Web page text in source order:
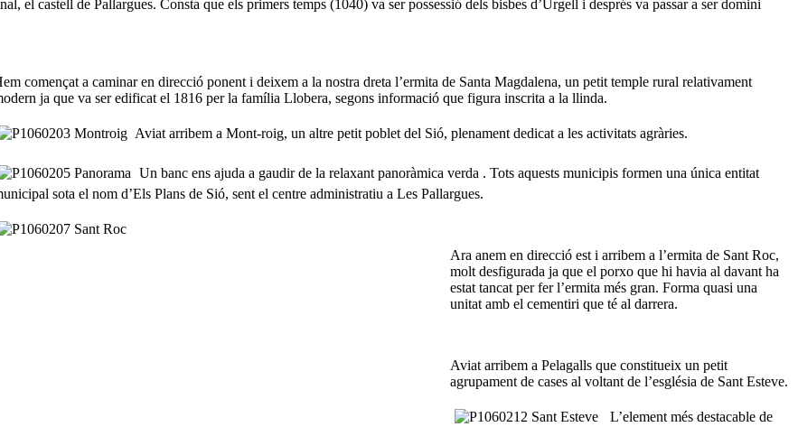
el castell de Pallargues. Consta que els primers temps (1040) va ser possessió dels bisbes d’Urgell i després va passar a ser domini
començat a caminar en direcció ponent i deixem a la nostra dreta l’ermita de Santa Magdalena, un petit temple rural relativament
ja que va ser edificat el 1816 per la família Llobera, segons informació que figura inscrita a la llinda.
Aviat arribem a Mont-roig, un altre petit poblet del Sió, plenament dedicat a les activitats agràries.
Un banc ens ajuda a gaudir de la relaxant panoràmica verda . Tots aquests municipis formen una única entitat
sota el nom d’Els Plans de Sió, sent el centre administratiu a Les Pallargues.
Ara anem en direcció est i arribem a l’ermita de Sant Roc,
molt desfigurada ja que el porxo que hi havia al davant ha
estat tancat per fer l’ermita més gran. Forma quasi una
unitat amb el cementiri que té al darrera.
Aviat arribem a Pelagalls que constitueix un petit
agrupament de cases al voltant de l’església de Sant Esteve.
L’element més destacable de